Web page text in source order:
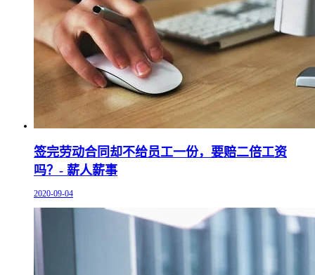
签完劳动合同却不给员工一份，要赔二倍工资
吗？- 薪人薪事
2020-09-04